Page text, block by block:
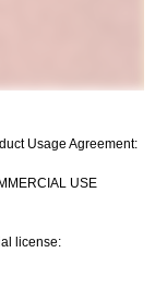
Usage Agreement:
USE
license: